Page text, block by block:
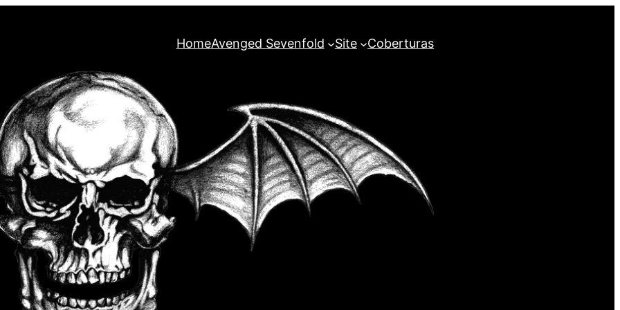
HomeAvenged Sevenfold Site Coberturas